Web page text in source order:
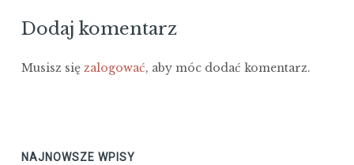
Dodaj komentarz
Musisz się zalogować, aby móc dodać komentarz.
NAJNOWSZE WPISY